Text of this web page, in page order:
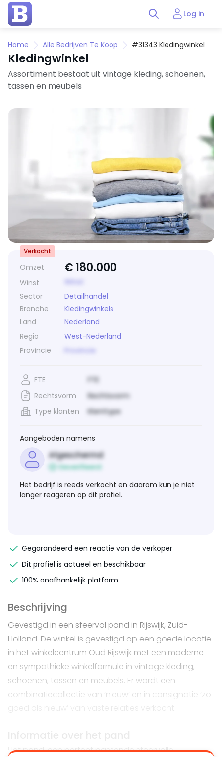
Log in
Home Alle Bedrijven Te Koop #31343 Kledingwinkel
Kledingwinkel
Assortiment bestaat uit vintage kleding, schoenen,
tassen en meubels
Omzet €180.000
Winst
Sector
Detailhandel
Branche
Kledingwinkels
Land
Nederland
Regio
West-Nederland
Provincie
Verkocht
FTE
FTE
Rechtsvorm
Rechtsvorm
Type klanten
Klanttype
Aangeboden namens
Afgeschermd
Geverifieerd
Het bedrijf is reeds verkocht en daarom kun je niet
langer reageren op dit profiel.
Gegarandeerd een reactie van de verkoper
Dit profiel is actueel en beschikbaar
100% onafhankelijk platform
Beschrijving
Gevestigd in een sfeervol pand in Rijswijk, Zuid-
Holland. De winkel is gevestigd op een goede locatie
in het winkelcentrum Oud Rijswijk met een moderne
en sympathieke winkelformule in vintage kleding,
schoenen, tassen en meubels. Er wordt een
combinatiecollectie van ‘nieuw’ en in consignatie ‘zo
Het pand, een perfect passende sfeervolle